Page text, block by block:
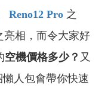
Reno12 Pro 之
亮相，而令大家好
空機價格多少？ 又
人包會帶你快速